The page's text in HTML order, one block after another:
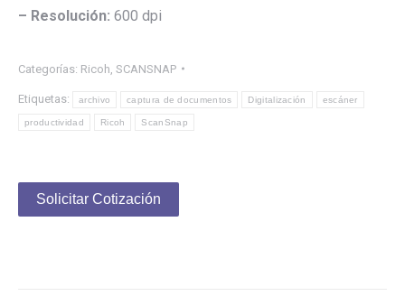
– Resolución: 600 dpi
Categorías: Ricoh SCANSNAP
Etiquetas: archivo captura de documentos Digitalización escáner
productividad Ricoh ScanSnap
Solicitar Cotización